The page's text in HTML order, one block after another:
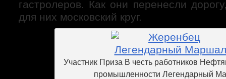
гастролеров. Как они перенесли
для них московский круг.
Участник Приза В честь работников
промышленности Легендарный